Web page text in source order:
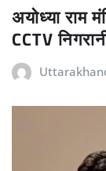
अयोध्या राम
CCTV